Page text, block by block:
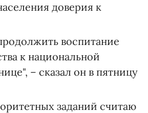
доверия к
воспитание
к национальной
– сказал он в пятницу
заданий считаю